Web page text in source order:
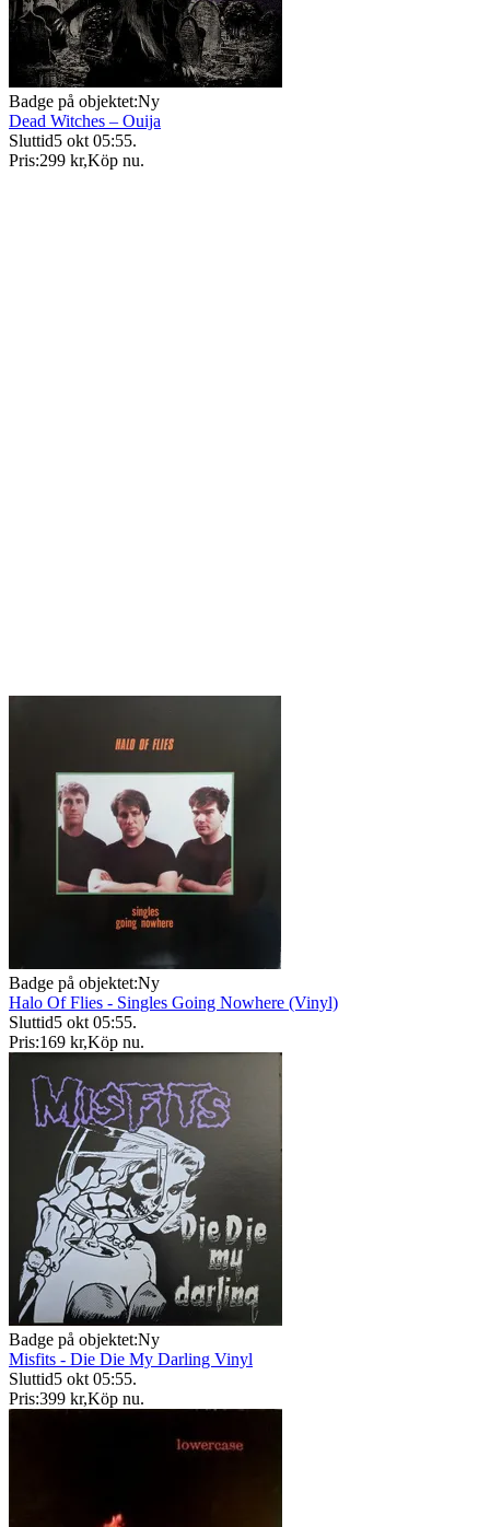
Badge på objektet:Ny
Dead Witches – Ouija
Sluttid5 okt 05:55.
Pris:299 kr,Köp nu.
Badge på objektet:Ny
Halo Of Flies - Singles Going Nowhere (Vinyl)
Sluttid5 okt 05:55.
Pris:169 kr,Köp nu.
Badge på objektet:Ny
Misfits - Die Die My Darling Vinyl
Sluttid5 okt 05:55.
Pris:399 kr,Köp nu.